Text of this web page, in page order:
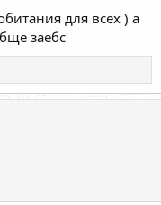
для всех ) а
заебс